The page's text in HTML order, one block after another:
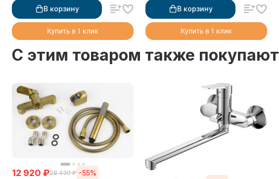
В корзину
Купить в 1 клик
В корзину
Купить в 1 клик
C этим товаром также покупают
12 920 ₽28 430 ₽ -55%